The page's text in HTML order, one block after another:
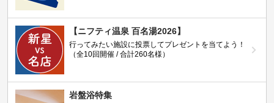
【ニフティ温泉 百名湯2026】
行ってみたい施設に投票してプレゼントを当てよう！
（全10回開催 / 合計260名様）
岩盤浴特集